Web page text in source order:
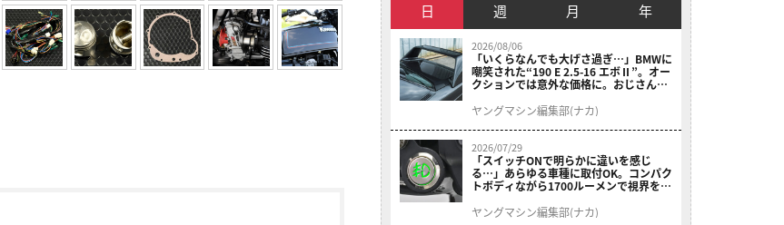
日 週 月 年
2026/08/06
「いくらなんでも大げさ過ぎ…」BMWに
嘲笑された“190 E 2.5-16 エボⅡ”。オー
クションでは意外な価格に。おじさん達
ヤングマシン編集部(ナカ)
2026/07/29
「スイッチONで明らかに違いを感じ
る…」あらゆる車種に取付OK。コンパク
トボディながら1700ルーメンで視界を確
ニット プレシャスレイ スモール］
ヤングマシン編集部(ナカ)